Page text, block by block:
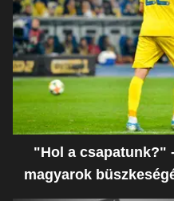
"Hol a csapatunk?"
magyarok